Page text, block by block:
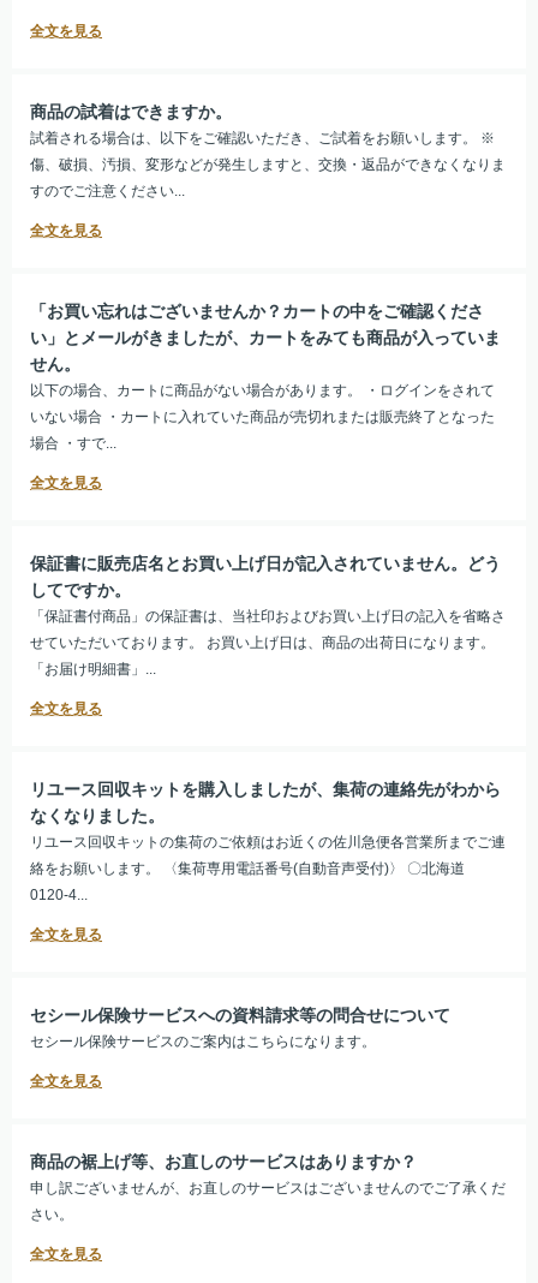
商品の試着はできますか。
試着される場合は、以下をご確認いただき、ご試着をお願いします。 ※
傷、破損、汚損、変形などが発生しますと、交換・返品ができなくなりま
すのでご注意ください...
「お買い忘れはございませんか？カートの中をご確認くださ
い」とメールがきましたが、カートをみても商品が入っていま
せん。
以下の場合、カートに商品がない場合があります。 ・ログインをされて
いない場合 ・カートに入れていた商品が売切れまたは販売終了となった
場合 ・すで...
保証書に販売店名とお買い上げ日が記入されていません。どう
してですか。
「保証書付商品」の保証書は、当社印およびお買い上げ日の記入を省略さ
せていただいております。 お買い上げ日は、商品の出荷日になります。
「お届け明細書」...
リユース回収キットを購入しましたが、集荷の連絡先がわから
なくなりました。
リユース回収キットの集荷のご依頼はお近くの佐川急便各営業所までご連
絡をお願いします。 〈集荷専用電話番号(自動音声受付)〉 〇北海道
0120-4...
セシール保険サービスへの資料請求等の問合せについて
セシール保険サービスのご案内はこちらになります。
商品の裾上げ等、お直しのサービスはありますか？
申し訳ございませんが、お直しのサービスはございませんのでご了承くだ
さい。